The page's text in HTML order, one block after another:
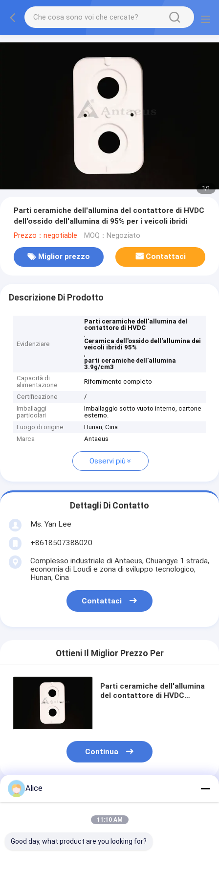
1/1
Parti ceramiche dell'allumina del contattore di HVDC
dell'ossido dell'allumina di 95% per i veicoli ibridi
Prezzo：negotiable MOQ：Negoziato
Miglior prezzo Contattaci
Descrizione Di Prodotto
Evidenziare
Parti ceramiche dell'allumina del
contattore di HVDC
,
Ceramica dell'ossido dell'allumina dei
veicoli ibridi 95%
,
parti ceramiche dell'allumina
3.9g/cm3
Capacità di
alimentazione
Rifornimento completo
Certificazione
/
Imballaggi
particolari
Imballaggio sotto vuoto interno, cartone
esterno.
Luogo di origine
Hunan, Cina
Marca
Antaeus
Osservi più
Dettagli Di Contatto
Ms. Yan Lee
+8618507388020
Complesso industriale di Antaeus, Chuangye 1 strada,
economia di Loudi e zona di sviluppo tecnologico,
Hunan, Cina
Contattaci
Ottieni Il Miglior Prezzo Per
Parti ceramiche dell'allumina
del contattore di HVDC
Continua
Prodotti Raccomandati
Alice
11:10 AM
Good day, what product are you looking for?